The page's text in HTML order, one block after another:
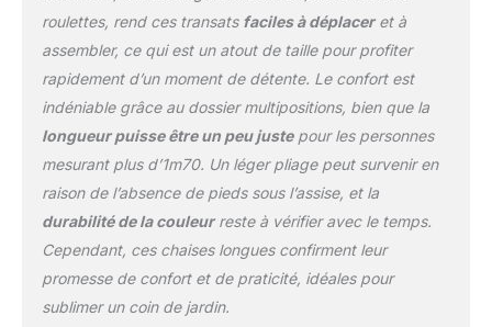
transat est très solide et
léger (charge max.
recommandée de 150
Kg) : usage pérenne en
toute commodité
SPÉCIFICATIONS :
Dimensions totales : 66l
x 165P x 102H cm.
Dimensions en position
allongée : 195L x 66l x
34H cm. Hauteur
d'assise : 30 cm. Charge
max. recommandée : 150
kg. Assemblage
roulettes, rend ces transats faciles à déplaceret à
assembler, ce qui est un atout de taille pour profiter
rapidement d’un moment de détente. Le confort est
indéniable grâce au dossier multipositions, bien que la
longueur puisse être un peu justepour les personnes
mesurant plus d’1m70. Un léger pliage peut survenir en
raison de l’absence de pieds sous l’assise, et la
durabilité de la couleurreste à vérifier avec le temps.
Cependant, ces chaises longues confirment leur
promesse de confort et de praticité, idéales pour
sublimer un coin de jardin.